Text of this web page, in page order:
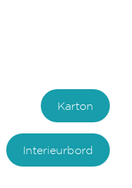
Karton
Interieurbord